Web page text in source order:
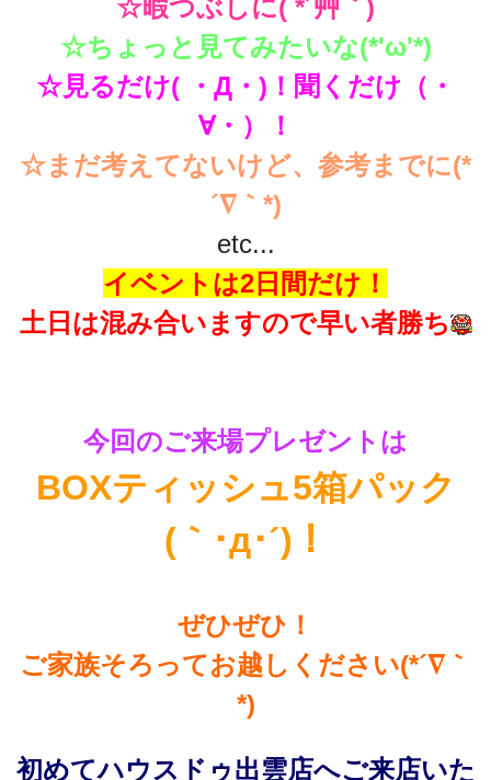
☆暇つぶしに( *´艸｀)
☆ちょっと見てみたいな(*'ω'*)
☆見るだけ( ・Д・)！聞くだけ（・
∀・）！
☆まだ考えてないけど、参考までに(*
´∇｀*)
etc...
イベントは2日間だけ！
土日は混み合いますので早い者勝ち
今回のご来場プレゼントは
BOXティッシュ5箱パック
(｀･д･´)！
ぜひぜひ！
ご家族そろってお越しください(*´∇｀
*)
初めてハウスドゥ出雲店へご来店いた